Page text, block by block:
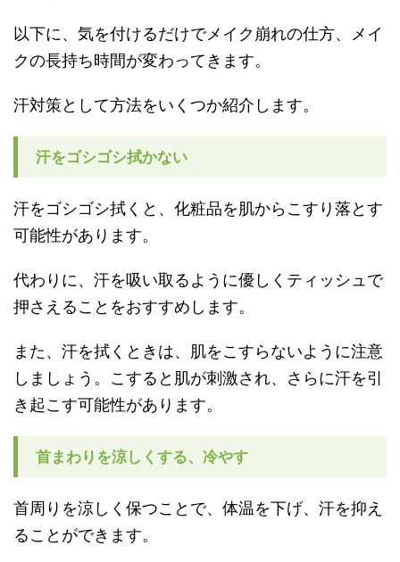
以下に、気を付けるだけでメイク崩れの仕方、メイ
クの長持ち時間が変わってきます。
汗対策として方法をいくつか紹介します。
汗をゴシゴシ拭かない
汗をゴシゴシ拭くと、化粧品を肌からこすり落とす
可能性があります。
代わりに、汗を吸い取るように優しくティッシュで
押さえることをおすすめします。
また、汗を拭くときは、肌をこすらないように注意
しましょう。こすると肌が刺激され、さらに汗を引
き起こす可能性があります。
首まわりを涼しくする、冷やす
首周りを涼しく保つことで、体温を下げ、汗を抑え
ることができます。